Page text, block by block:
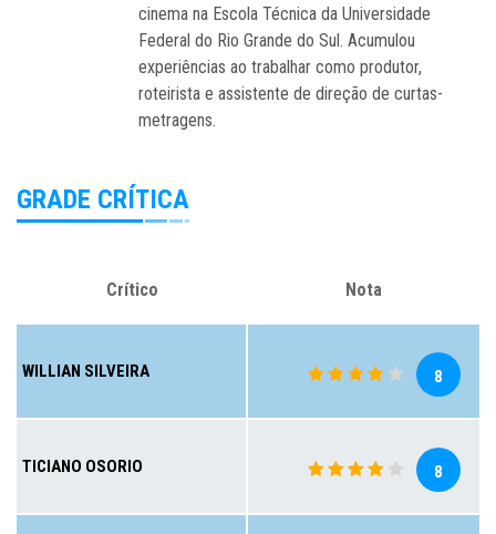
cinema na Escola Técnica da Universidade
Federal do Rio Grande do Sul. Acumulou
experiências ao trabalhar como produtor,
roteirista e assistente de direção de curtas-
metragens.
GRADE CRÍTICA
Crítico Nota
WILLIAN SILVEIRA 8
TICIANO OSORIO 8